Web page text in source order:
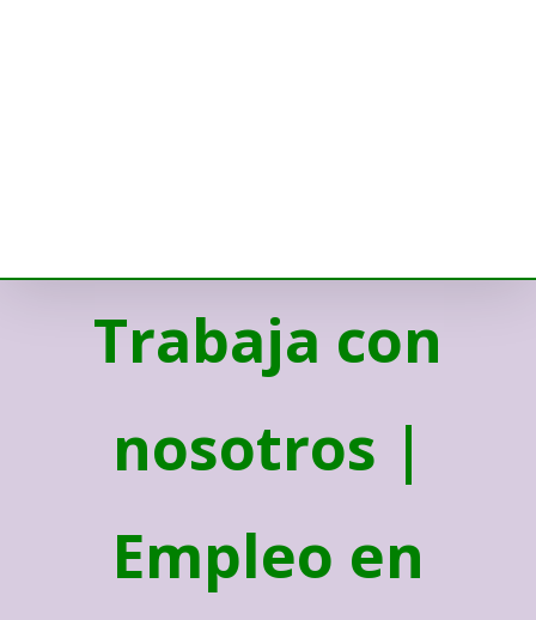
Trabaja con
nosotros |
Empleo en